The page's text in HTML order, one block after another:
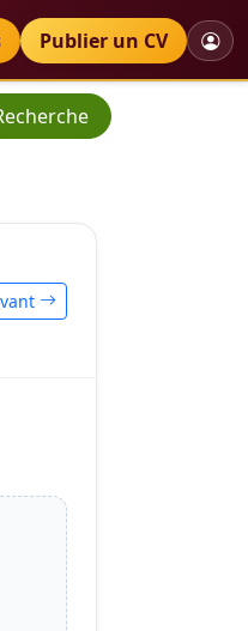
annonces
Publier un CV